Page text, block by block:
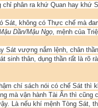
chỉ phân ra khứ Quan hay khứ
Sát, không có Thực chế mà
Dần/Mậu Ngọ , mệnh của
Sát vượng nắm lệnh, chân
sinh thân, dụng thần rất là rõ
chí sách nói có chế Sát thì
mà vận hành Tài Ấn thì cũng
Là nếu khí mệnh Tòng Sát,